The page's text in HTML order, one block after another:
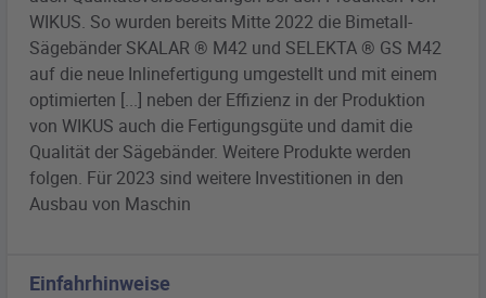
WIKUS. So wurden bereits Mitte 2022 die Bimetall-
Sägebänder SKALAR ® M42 und SELEKTA ® GS M42
auf die neue Inlinefertigung umgestellt und mit einem
optimierten [...] neben der Effizienz in der Produktion
von WIKUS auch die Fertigungsgüte und damit die
Qualität der Sägebänder. Weitere Produkte werden
folgen. Für 2023 sind weitere Investitionen in den
Ausbau von Maschin
Einfahrhinweise